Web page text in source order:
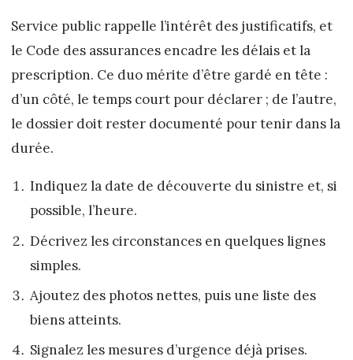
Service public rappelle l’intérêt des justificatifs, et
le Code des assurances encadre les délais et la
prescription. Ce duo mérite d’être gardé en tête :
d’un côté, le temps court pour déclarer ; de l’autre,
le dossier doit rester documenté pour tenir dans la
durée.
Indiquez la date de découverte du sinistre et, si
possible, l’heure.
Décrivez les circonstances en quelques lignes
simples.
Ajoutez des photos nettes, puis une liste des
biens atteints.
Signalez les mesures d’urgence déjà prises.